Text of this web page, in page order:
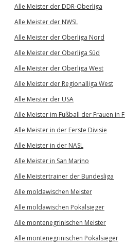
Alle Meister der DDR-Oberliga
Alle Meister der NWSL
Alle Meister der Oberliga Nord
Alle Meister der Oberliga Süd
Alle Meister der Oberliga West
Alle Meister der Regionalliga West
Alle Meister der USA
Alle Meister im Fußball der Frauen in
Alle Meister in der Eerste Divisie
Alle Meister in der NASL
Alle Meister in San Marino
Alle Meistertrainer der Bundesliga
Alle moldawischen Meister
Alle moldawischen Pokalsieger
Alle montenegrinischen Meister
Alle montenegrinischen Pokalsieger